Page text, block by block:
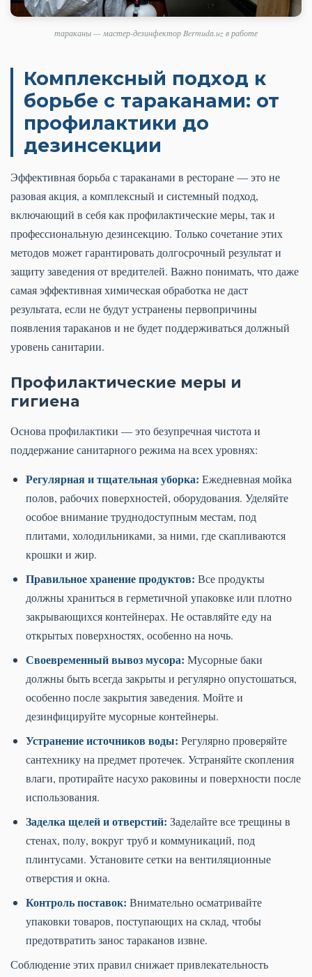
тараканы — мастер-дезинфектор Bermuda.uz в работе
Комплексный подход к
борьбе с тараканами: от
профилактики до
дезинсекции
Эффективная борьба с тараканами в ресторане — это не
разовая акция, а комплексный и системный подход,
включающий в себя как профилактические меры, так и
профессиональную дезинсекцию. Только сочетание этих
методов может гарантировать долгосрочный результат и
защиту заведения от вредителей. Важно понимать, что даже
самая эффективная химическая обработка не даст
результата, если не будут устранены первопричины
появления тараканов и не будет поддерживаться должный
уровень санитарии.
Профилактические меры и
гигиена
Основа профилактики — это безупречная чистота и
поддержание санитарного режима на всех уровнях:
Регулярная и тщательная уборка: Ежедневная мойка
полов, рабочих поверхностей, оборудования. Уделяйте
особое внимание труднодоступным местам, под
плитами, холодильниками, за ними, где скапливаются
крошки и жир.
Правильное хранение продуктов: Все продукты
должны храниться в герметичной упаковке или плотно
закрывающихся контейнерах. Не оставляйте еду на
открытых поверхностях, особенно на ночь.
Своевременный вывоз мусора: Мусорные баки
должны быть всегда закрыты и регулярно опустошаться,
особенно после закрытия заведения. Мойте и
дезинфицируйте мусорные контейнеры.
Устранение источников воды: Регулярно проверяйте
сантехнику на предмет протечек. Устраняйте скопления
влаги, протирайте насухо раковины и поверхности после
использования.
Заделка щелей и отверстий: Заделайте все трещины в
стенах, полу, вокруг труб и коммуникаций, под
плинтусами. Установите сетки на вентиляционные
отверстия и окна.
Контроль поставок: Внимательно осматривайте
упаковки товаров, поступающих на склад, чтобы
предотвратить занос тараканов извне.
Соблюдение этих правил снижает привлекательность